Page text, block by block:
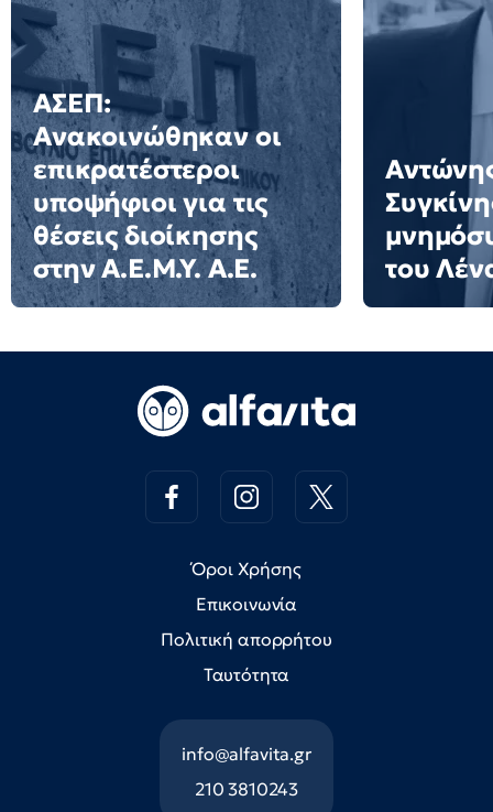
ΑΣΕΠ:
Ανακοινώθηκαν οι
επικρατέστεροι
υποψήφιοι για τις
θέσεις διοίκησης
στην Α.Ε.Μ.Υ. Α.Ε.
του
Όροι Χρήσης
Επικοινωνία
Πολιτική απορρήτου
Ταυτότητα
info@alfavita.gr
210 3810243